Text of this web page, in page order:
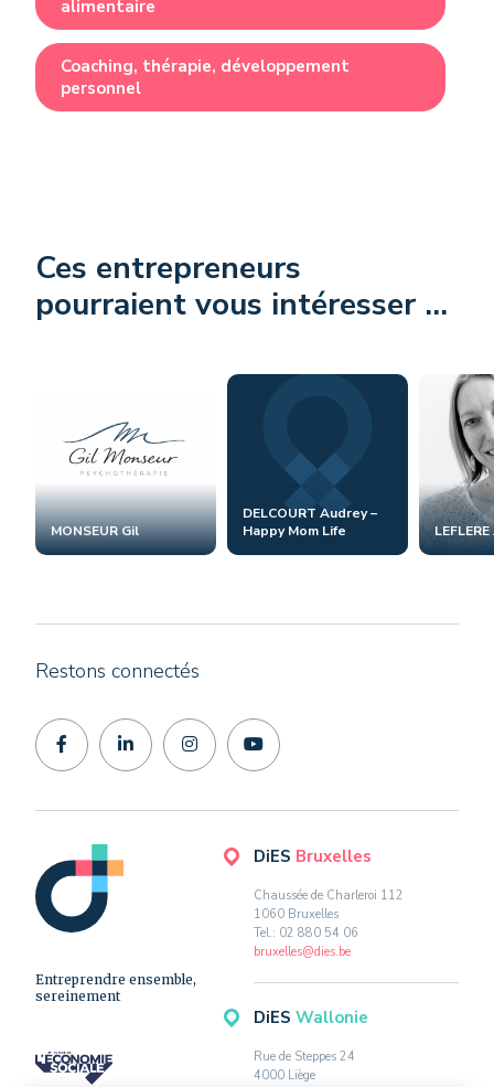
alimentaire
Coaching, thérapie, développement
personnel
Ces entrepreneurs
pourraient vous intéresser ...
MONSEUR Gil
DELCOURT Audrey –
Happy Mom Life
Entreprendre ensemble,
sereinement
DiES Bruxelles
Chaussée de Charleroi 112
1060 Bruxelles
Tel.: 02 880 54 06
bruxelles@dies.be
DiES Wallonie
Rue de Steppes 24
4000 Liège
Restons connectés